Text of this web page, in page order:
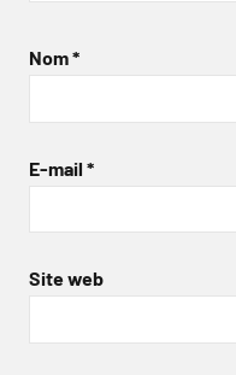
Nom*
E-mail *
Site web